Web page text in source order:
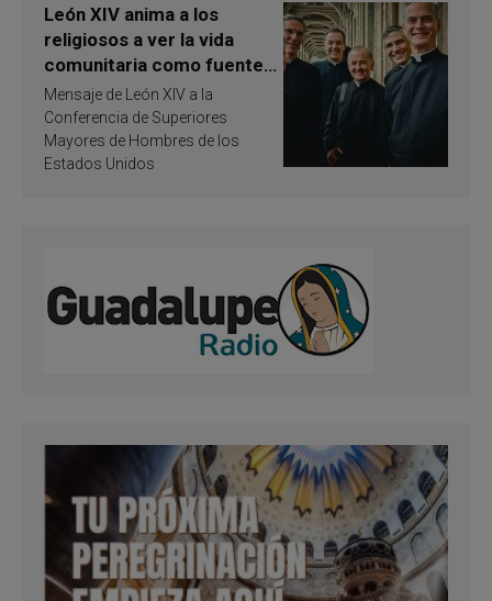
León XIV anima a los
religiosos a ver la vida
comunitaria como fuente
de inspiración y
santificación
Mensaje de León XIV a la
Conferencia de Superiores
Mayores de Hombres de los
Estados Unidos